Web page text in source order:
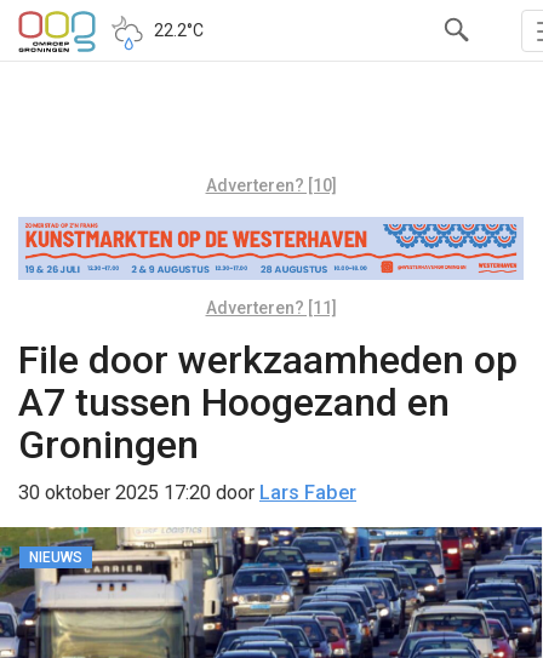
22.2°C
Adverteren? [10]
Adverteren? [11]
File door werkzaamheden op
A7 tussen Hoogezand en
Groningen
30 oktober 2025 17:20 door Lars Faber
NIEUWS